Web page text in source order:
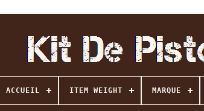
ACCUEIL ITEM WEIGHT MARQUE